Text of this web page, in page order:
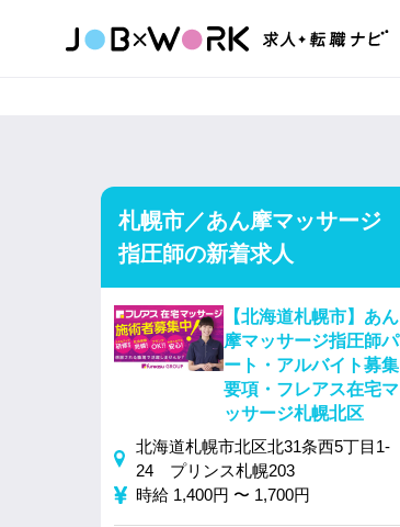
札幌市／あん摩マッサージ
指圧師の新着求人
【北海道札幌市】あん
摩マッサージ指圧師パ
ート・アルバイト募集
要項・フレアス在宅マ
ッサージ札幌北区
北海道札幌市北区北31条西5丁目1‐
24 プリンス札幌203
時給 1,400円 〜 1,700円